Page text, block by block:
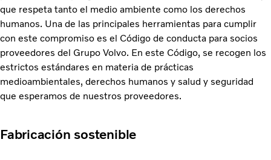
que respeta tanto el medio ambiente como los derechos
humanos. Una de las principales herramientas para cumplir
con este compromiso es el Código de conducta para socios
proveedores del Grupo Volvo. En este Código, se recogen los
estrictos estándares en materia de prácticas
medioambientales, derechos humanos y salud y seguridad
que esperamos de nuestros proveedores.
Fabricación sostenible